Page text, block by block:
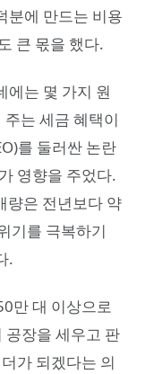
분에 만드는 비용
큰 몫을 했다.
에는 몇 가지 원
는 세금 혜택이
를 둘러싼 논란
영향을 주었다.
량은 전년보다 약
기를 극복하기
.
만 대 이상으로
공장을 세우고 판
가 되겠다는 의